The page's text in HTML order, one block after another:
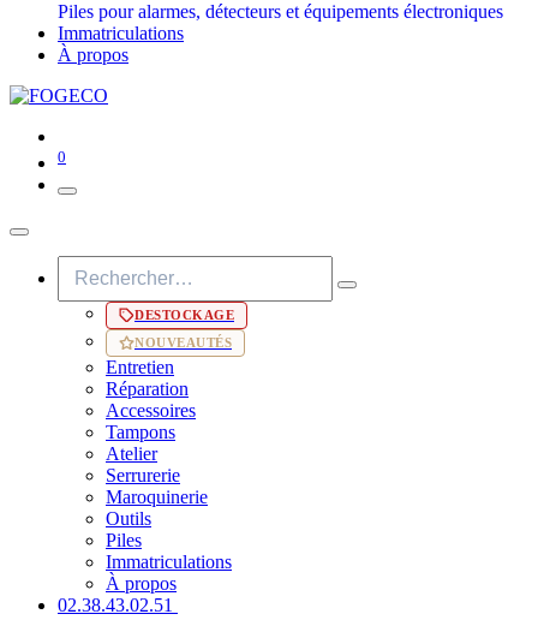
Piles pour alarmes, détecteurs et équipements électroniques
Immatriculations
À propos
0
DESTOCKAGE
NOUVEAUTÉS
Entretien
Réparation
Accessoires
Tampons
Atelier
Serrurerie
Maroquinerie
Outils
Piles
Immatriculations
À propos
02.38.43​.02.51